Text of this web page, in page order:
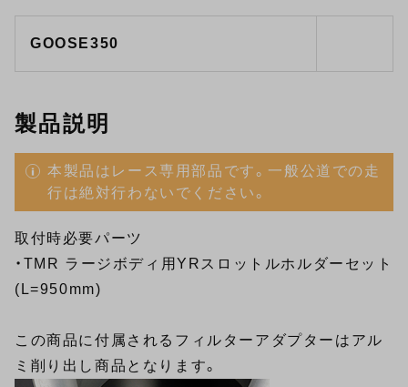
GOOSE350
製品説明
本製品はレース専用部品です。一般公道での走
行は絶対行わないでください。
取付時必要パーツ
・ TMR ラージボディ用YRスロットルホルダーセット
(L=950mm)
この商品に付属されるフィルターアダプターはアル
ミ削り出し商品となります。